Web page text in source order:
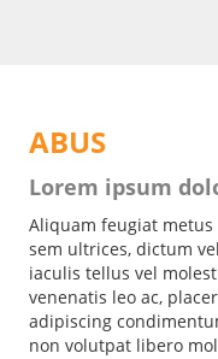
ABUS
Lorem ipsum
Aliquam feugiat
sem ultrices, dictum
iaculis tellus vel
venenatis leo ac,
adipiscing
non volutpat libero